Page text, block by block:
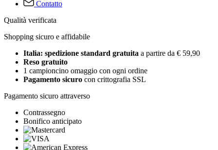
Contatto
Qualità verificata
Shopping sicuro e affidabile
Italia: spedizione standard gratuita a partire da € 59,90
Reso gratuito
1 campioncino omaggio con ogni ordine
Pagamento sicuro con crittografia SSL
Pagamento sicuro attraverso
Contrassegno
Bonifico anticipato